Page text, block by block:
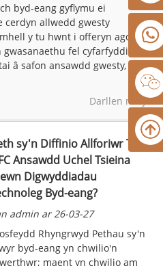
byd-eang gyflymu ei
cerdyn allwedd gwesty
y tu hwnt i offeryn agor
gwasanaethu fel cyfarfyddiad
â safon ansawdd gwesty,
Darllen mwy
sy'n Diffinio Allforiwr Tag
Ansawdd Uchel Tsieina
Digwyddiadau
Byd-eang?
admin ar 26-03-27
Rhyngrwyd Pethau sy'n
byd-eang yn chwilio'n
maent yn chwilio am